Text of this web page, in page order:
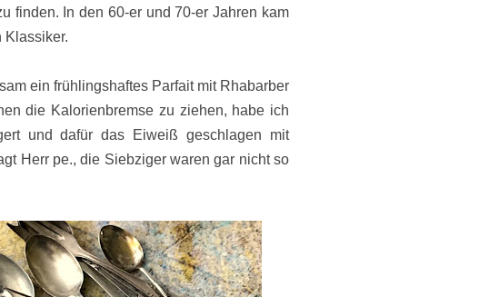
finden. In den 60-er und 70-er Jahren kam
Klassiker.
ein frühlingshaftes Parfait mit Rhabarber
die Kalorienbremse zu ziehen, habe ich
und dafür das Eiweiß geschlagen mit
Herr pe., die Siebziger waren gar nicht so